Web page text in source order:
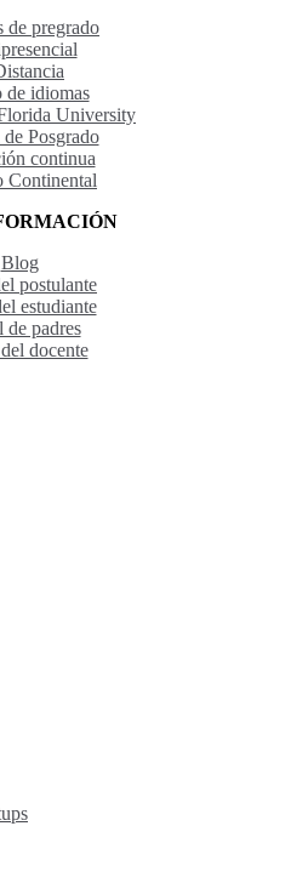
de pregrado
de idiomas
University
Posgrado
continua
Continental
Blog
postulante
estudiante
de padres
docente